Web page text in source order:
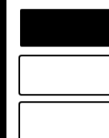
If you allow,
Collect
Identify
specific
Trumpove
10 posto pale na